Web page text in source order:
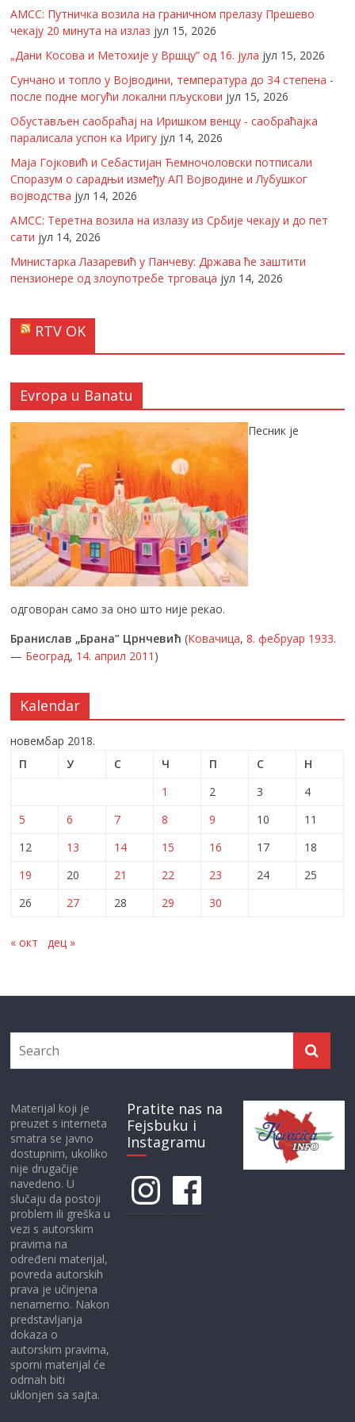
АМСС: Путничка возила на граничном прелазу Прешево
чекају 20 минута на излаз јул 15, 2026
„Дани Косова и Метохије у Вршцу“ од 16. јула јул 15, 2026
Сунчано и топло у Војводини, температура до 34 степена -
после подне могући локални пљускови јул 15, 2026
Обустављен саобраћај на Иришком венцу - саобраћајка
паралисала успон ка Иригу јул 14, 2026
Маја Гојковић и Себастијан Ћемночоловски потписали
Споразум о сарадњи између АП Војводине и Лубушког
војводства јул 14, 2026
АМСС: Теретна возила на излазу из Србије чекају и до пет
сати јул 14, 2026
Министарка Лазаревић у Панчеву: Држава ће заштити
пензионере од злоупотребе трговаца јул 14, 2026
RTV OK
Evropa u Banatu
Песник је
одговоран само за оно што није рекао.
Бранислав „Брана” Црнчевић (Ковачица,8. фебруар 1933.
— Београд, 14. април 2011 )
Kalendar
новембар 2018.
П
У С Ч П С
Н
1
2 3
4
5
6 7 8 9 10
11
12
13 14 15 16 17
18
19
20 21 22 23 24
25
26
27 28 29 30
« окт дец »
Materijal koji je
preuzet s interneta
smatra se javno
dostupnim, ukoliko
nije drugačije
navedeno. U
slučaju da postoji
problem ili greška u
vezi s autorskim
pravima na
određeni materijal,
povreda autorskih
prava je učinjena
nenamerno. Nakon
predstavljanja
dokaza o
autorskim pravima,
sporni materijal će
odmah biti
uklonjen sa sajta.
Pratite nas na
Fejsbuku i
Instagramu
InstagramFacebook